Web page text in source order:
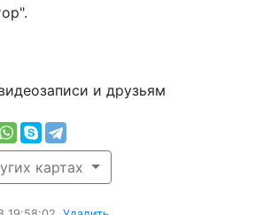
и друзьям
картах